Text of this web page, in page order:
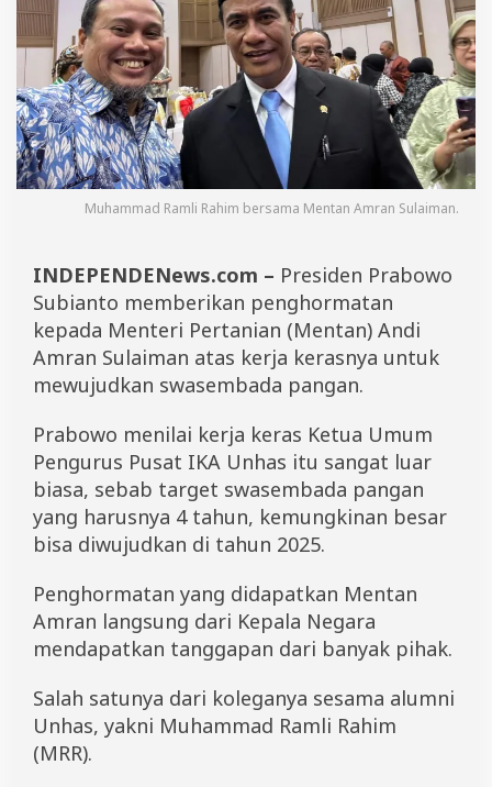
g
h
o
r
m
a
t
a
n
d
a
P
r
a
b
w
o
a
n
t
a
n
A
i
v
i
s
U
n
Muhammad Ramli Rahim bersama Mentan Amran Sulaiman.
INDEPENDENews.com – Presiden Prabowo
Subianto memberikan penghormatan
kepada Menteri Pertanian (Mentan) Andi
Amran Sulaiman atas kerja kerasnya untuk
mewujudkan swasembada pangan.
Prabowo menilai kerja keras Ketua Umum
Pengurus Pusat IKA Unhas itu sangat luar
biasa, sebab target swasembada pangan
yang harusnya 4 tahun, kemungkinan besar
bisa diwujudkan di tahun 2025.
Penghormatan yang didapatkan Mentan
Amran langsung dari Kepala Negara
mendapatkan tanggapan dari banyak pihak.
Salah satunya dari koleganya sesama alumni
Unhas, yakni Muhammad Ramli Rahim
(MRR).